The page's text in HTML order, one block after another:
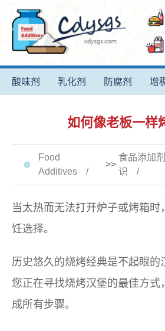
酸味剂 乳化剂 防腐剂 增
如何像老板一样
Food
Additives
>>
食品添加
识
当太热而无法打开炉子或烤箱时
饪选择。
历史悠久的烧烤经典是不起眼的
您正在寻找烧烤汉堡的最佳方式
成所有步骤。